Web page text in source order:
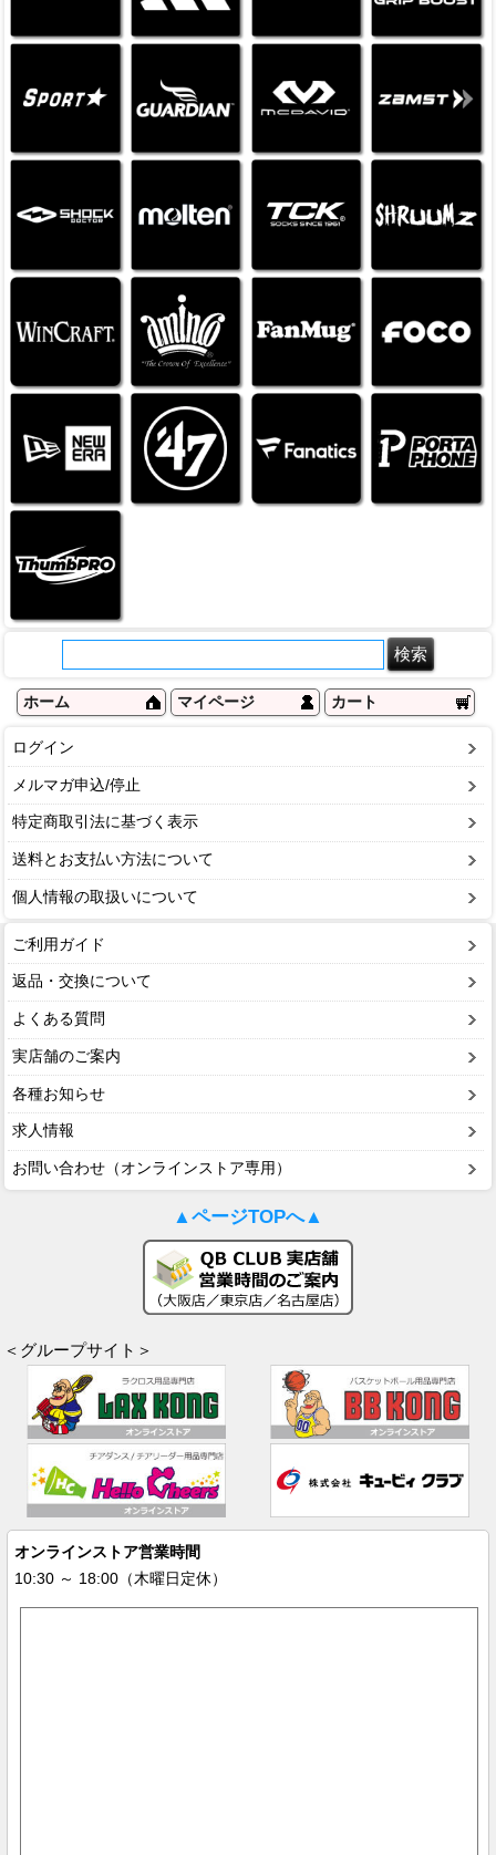
ホーム マイページ カート
ログイン
メルマガ申込/停止
特定商取引法に基づく表示
送料とお支払い方法について
個人情報の取扱いについて
ご利用ガイド
返品・交換について
よくある質問
実店舗のご案内
各種お知らせ
求人情報
お問い合わせ（オンラインストア専用）
▲ページTOPへ▲
＜グループサイト＞
オンラインストア営業時間
10:30 ～ 18:00（木曜日定休）